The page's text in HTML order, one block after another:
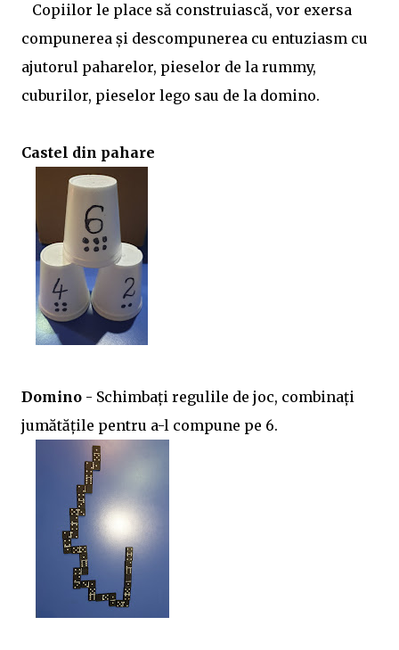
Copiilor le place să construiască, vor exersa
compunerea și descompunerea cu entuziasm cu
ajutorul paharelor, pieselor de la rummy,
cuburilor, pieselor lego sau de la domino.
Castel din pahare
Domino - Schimbați regulile de joc, combinați
jumătățile pentru a-l compune pe 6.